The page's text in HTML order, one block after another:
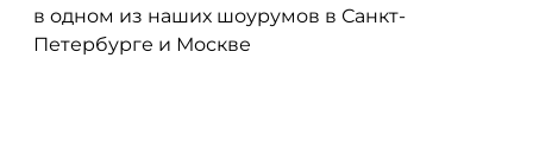
в одном из наших шоурумов в Санкт-
Петербурге и Москве